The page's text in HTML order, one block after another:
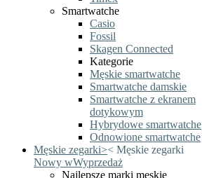
Smartwatche
Casio
Fossil
Skagen Connected
Kategorie
Męskie smartwatche
Smartwatche damskie
Smartwatche z ekranem
dotykowym
Hybrydowe smartwatche
Odnowione smartwatche
Męskie zegarki>< Męskie zegarki
Nowy wWyprzedaż
Najlepsze marki męskie